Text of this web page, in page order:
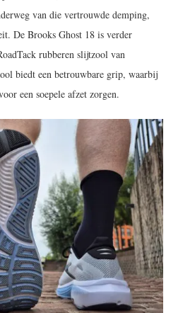
van die vertrouwde demping,
De Brooks Ghost 18 is verder
rubberen slijtzool van
biedt een betrouwbare grip, waarbij
een soepele afzet zorgen.